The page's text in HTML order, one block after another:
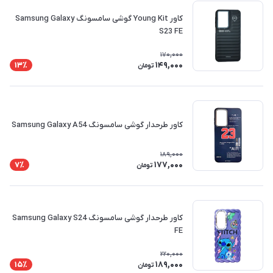
کاور Young Kit گوشی سامسونگ Samsung Galaxy
S23 FE
170,000
149,000 تومان 13٪
کاور طرحدار گوشی سامسونگ Samsung Galaxy A54
189,000
177,000 تومان 7٪
کاور طرحدار گوشی سامسونگ Samsung Galaxy S24
FE
220,000
189,000 تومان 15٪